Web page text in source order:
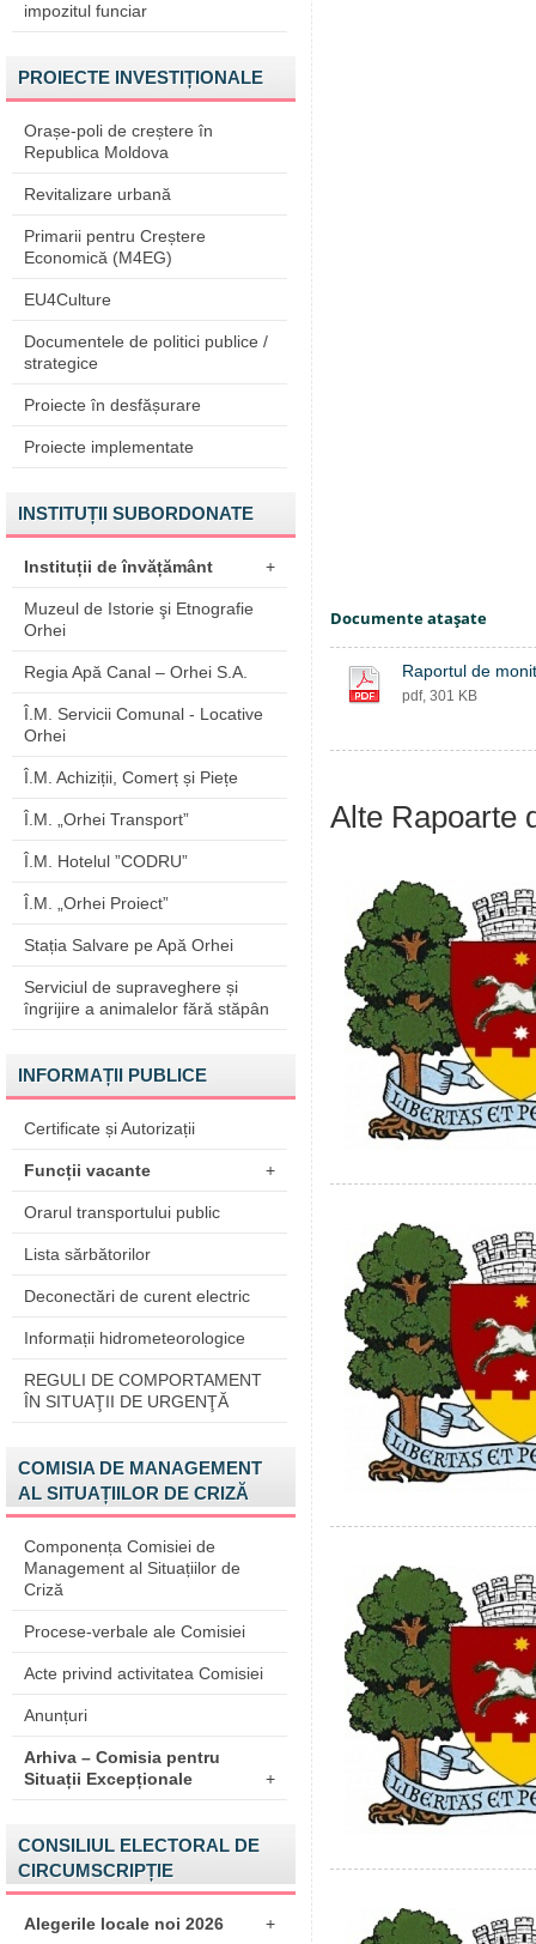
impozitul funciar
PROIECTE INVESTIȚIONALE
Orașe-poli de creștere în
Republica Moldova
Revitalizare urbană
Primarii pentru Creștere
Economică (M4EG)
EU4Culture
Documentele de politici publice /
strategice
Proiecte în desfășurare
Proiecte implementate
INSTITUȚII SUBORDONATE
Instituții de învățământ +
Muzeul de Istorie şi Etnografie
Orhei
Regia Apă Canal – Orhei S.A.
Î.M. Servicii Comunal - Locative
Orhei
Î.M. Achiziții, Comerț și Piețe
Î.M. „Orhei Transport”
Î.M. Hotelul ”CODRU”
Î.M. „Orhei Proiect”
Stația Salvare pe Apă Orhei
Serviciul de supraveghere și
îngrijire a animalelor fără stăpân
INFORMAȚII PUBLICE
Certificate și Autorizații
Funcții vacante +
Orarul transportului public
Lista sărbătorilor
Deconectări de curent electric
Informații hidrometeorologice
REGULI DE COMPORTAMENT
ÎN SITUAŢII DE URGENŢĂ
COMISIA DE MANAGEMENT
AL SITUAȚIILOR DE CRIZĂ
Componența Comisiei de
Management al Situațiilor de
Criză
Procese-verbale ale Comisiei
Acte privind activitatea Comisiei
Anunțuri
Arhiva – Comisia pentru
Situații Excepționale
+
CONSILIUL ELECTORAL DE
CIRCUMSCRIPȚIE
Alegerile locale noi 2026 +
Documente ataşate
Raportul de
pdf, 301 KB
Alte Rapoarte